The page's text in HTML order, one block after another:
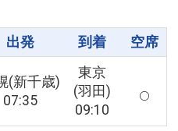
出発 到着 空席
(新千歳)
07:35
東京
(羽田)
09:10